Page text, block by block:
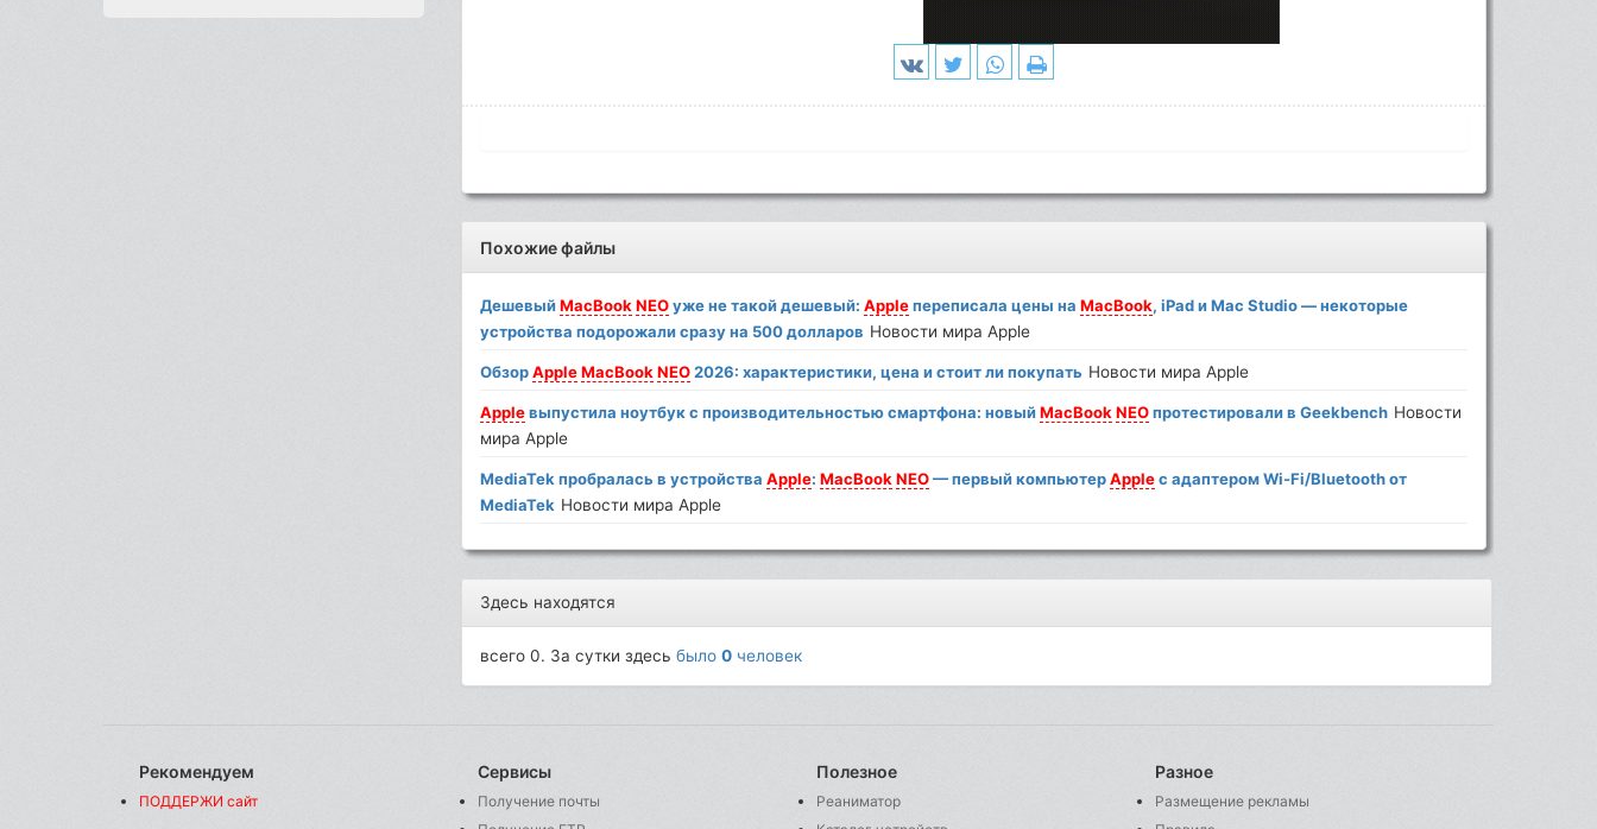
Похожие файлы
ДешевыйMacBookNEOуже не такой дешевый:Appleпереписала цены наMacBook, iPad и Mac Studio — некоторые
устройства подорожали сразу на 500 долларов Новости мира Apple
ОбзорAppleMacBookNEO2026: характеристики, цена и стоит ли покупать Новости мира Apple
Appleвыпустила ноутбук с производительностью смартфона: новыйMacBookNEOпротестировали в Geekbench Новости
мира Apple
MediaTek пробралась в устройстваApple:MacBookNEO— первый компьютерAppleс адаптером Wi-Fi/Bluetooth от
MediaTek Новости мира Apple
Здесь находятся
всего 0. За сутки здесьбыло0 человек
Рекомендуем
ПОДДЕРЖИ сайт
Сервисы
Получение почты
Полезное
Реаниматор
Разное
Размещение рекламы